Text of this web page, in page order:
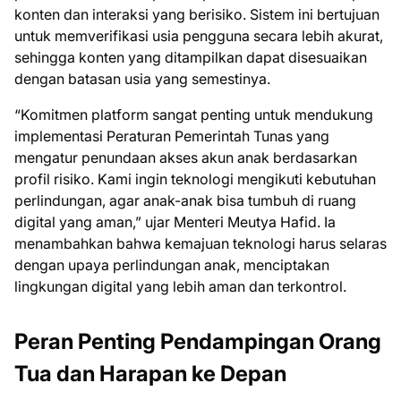
konten dan interaksi yang berisiko. Sistem ini bertujuan
untuk memverifikasi usia pengguna secara lebih akurat,
sehingga konten yang ditampilkan dapat disesuaikan
dengan batasan usia yang semestinya.
“Komitmen platform sangat penting untuk mendukung
implementasi Peraturan Pemerintah Tunas yang
mengatur penundaan akses akun anak berdasarkan
profil risiko. Kami ingin teknologi mengikuti kebutuhan
perlindungan, agar anak-anak bisa tumbuh di ruang
digital yang aman,” ujar Menteri Meutya Hafid. Ia
menambahkan bahwa kemajuan teknologi harus selaras
dengan upaya perlindungan anak, menciptakan
lingkungan digital yang lebih aman dan terkontrol.
Peran Penting Pendampingan Orang
Tua dan Harapan ke Depan